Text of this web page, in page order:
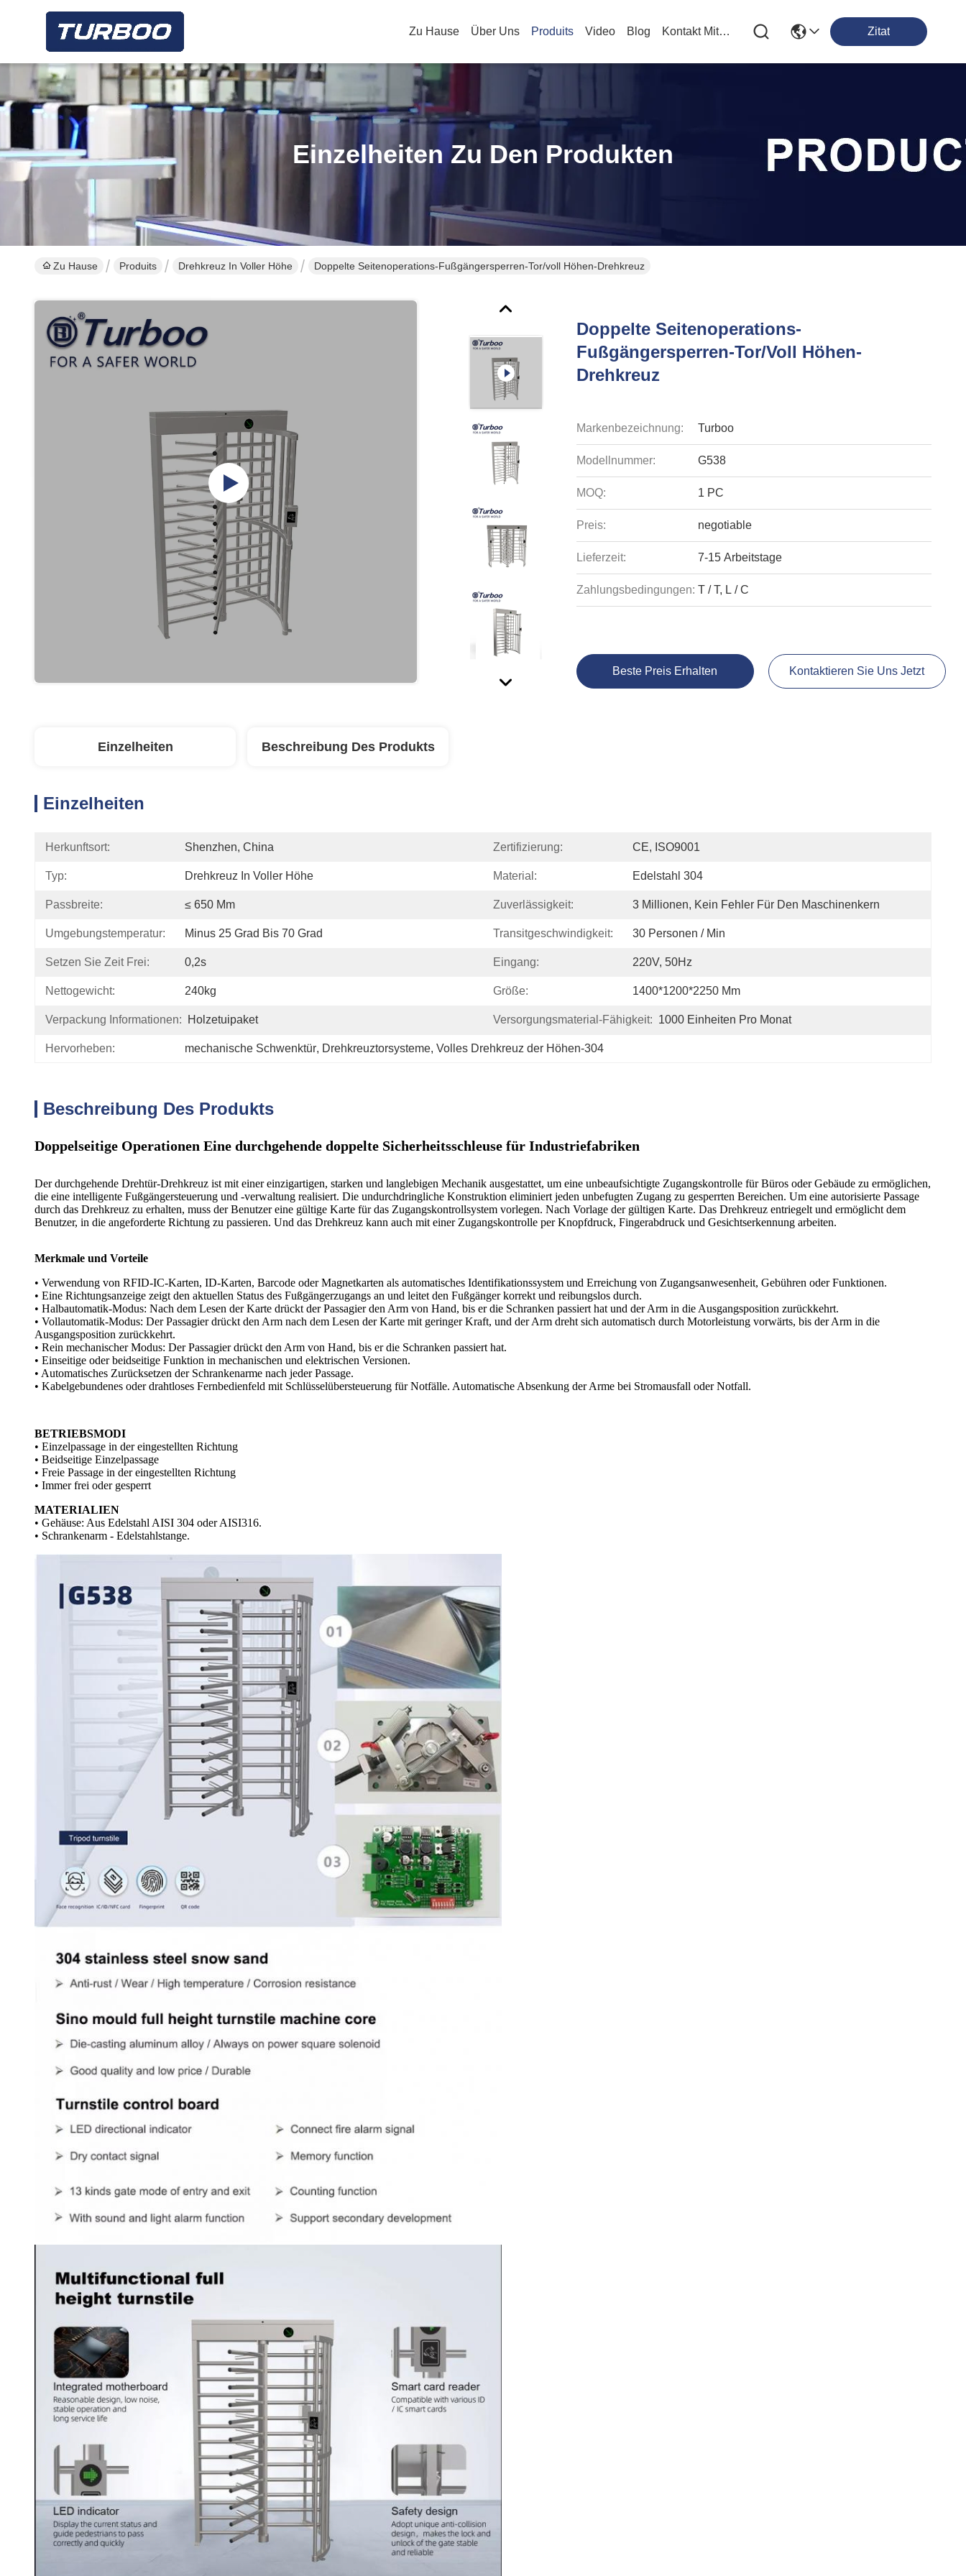
Zu Hause Über Uns Produits Video Blog Kontakt Mit Uns Zitat
Einzelheiten Zu Den Produkten
Zu Hause Produits Drehkreuz In Voller Höhe Doppelte Seitenoperations-Fußgängersperren-Tor/voll Höhen-Drehkreuz
Doppelte Seitenoperations-
Fußgängersperren-Tor/voll Höhen-
Drehkreuz
Markenbezeichnung: Turboo
Modellnummer: G538
MOQ: 1 PC
Preis: negotiable
Lieferzeit: 7-15 Arbeitstage
Zahlungsbedingungen: T / T, L / C
Beste Preis Erhalten Kontaktieren Sie Uns Jetzt
Einzelheiten Beschreibung Des Produkts
Einzelheiten
Herkunftsort: Shenzhen, China Zertifizierung: CE, ISO9001
Typ: Drehkreuz In Voller Höhe Material: Edelstahl 304
Passbreite: ≤ 650 Mm Zuverlässigkeit: 3 Millionen, Kein Fehler Für Den Maschinenkern
Umgebungstemperatur: Minus 25 Grad Bis 70 Grad Transitgeschwindigkeit: 30 Personen / Min
Setzen Sie Zeit Frei: 0,2s Eingang: 220V, 50Hz
Nettogewicht: 240kg Größe: 1400*1200*2250 Mm
Verpackung Informationen: Holzetuipaket Versorgungsmaterial-Fähigkeit: 1000 Einheiten Pro Monat
Hervorheben: mechanische Schwenktür, Drehkreuztorsysteme, Volles Drehkreuz der Höhen-304
Beschreibung Des Produkts
Doppelseitige Operationen Eine durchgehende doppelte Sicherheitsschleuse für Industriefabriken
Der durchgehende Drehtür-Drehkreuz ist mit einer einzigartigen, starken und langlebigen Mechanik ausgestattet, um eine unbeaufsichtigte Zugangskontrolle für Büros oder Gebäude zu ermöglichen,
die eine intelligente Fußgängersteuerung und -verwaltung realisiert. Die undurchdringliche Konstruktion eliminiert jeden unbefugten Zugang zu gesperrten Bereichen. Um eine autorisierte Passage
durch das Drehkreuz zu erhalten, muss der Benutzer eine gültige Karte für das Zugangskontrollsystem vorlegen. Nach Vorlage der gültigen Karte. Das Drehkreuz entriegelt und ermöglicht dem
Benutzer, in die angeforderte Richtung zu passieren. Und das Drehkreuz kann auch mit einer Zugangskontrolle per Knopfdruck, Fingerabdruck und Gesichtserkennung arbeiten.
Merkmale und Vorteile
• Verwendung von RFID-IC-Karten, ID-Karten, Barcode oder Magnetkarten als automatisches Identifikationssystem und Erreichung von Zugangsanwesenheit, Gebühren oder Funktionen.
• Eine Richtungsanzeige zeigt den aktuellen Status des Fußgängerzugangs an und leitet den Fußgänger korrekt und reibungslos durch.
• Halbautomatik-Modus: Nach dem Lesen der Karte drückt der Passagier den Arm von Hand, bis er die Schranken passiert hat und der Arm in die Ausgangsposition zurückkehrt.
• Vollautomatik-Modus: Der Passagier drückt den Arm nach dem Lesen der Karte mit geringer Kraft, und der Arm dreht sich automatisch durch Motorleistung vorwärts, bis der Arm in die
Ausgangsposition zurückkehrt.
• Rein mechanischer Modus: Der Passagier drückt den Arm von Hand, bis er die Schranken passiert hat.
• Einseitige oder beidseitige Funktion in mechanischen und elektrischen Versionen.
• Automatisches Zurücksetzen der Schrankenarme nach jeder Passage.
• Kabelgebundenes oder drahtloses Fernbedienfeld mit Schlüsselübersteuerung für Notfälle. Automatische Absenkung der Arme bei Stromausfall oder Notfall.
BETRIEBSMODI
• Einzelpassage in der eingestellten Richtung
• Beidseitige Einzelpassage
• Freie Passage in der eingestellten Richtung
• Immer frei oder gesperrt
MATERIALIEN
• Gehäuse: Aus Edelstahl AISI 304 oder AISI316.
• Schrankenarm - Edelstahlstange.